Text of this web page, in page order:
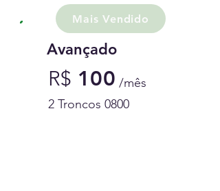
Mais Vendido
Avançado
R$ 100 /mês
2 Troncos 0800